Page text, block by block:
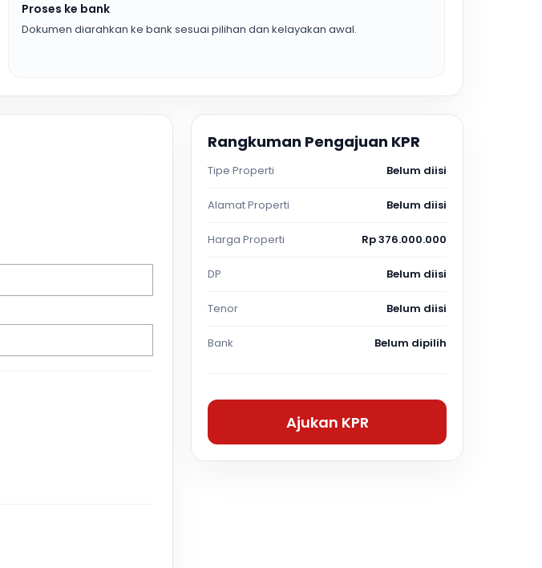
Proses ke bank
Dokumen diarahkan ke bank sesuai pilihan dan kelayakan awal.
Rangkuman Pengajuan KPR
Tipe Properti Belum diisi
Alamat Properti Belum diisi
Harga Properti Rp 376.000.000
DP Belum diisi
Tenor Belum diisi
Bank Belum dipilih
Ajukan KPR